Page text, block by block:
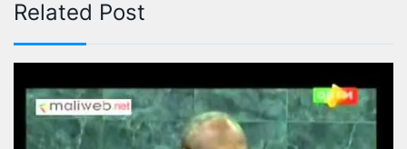
Related Post